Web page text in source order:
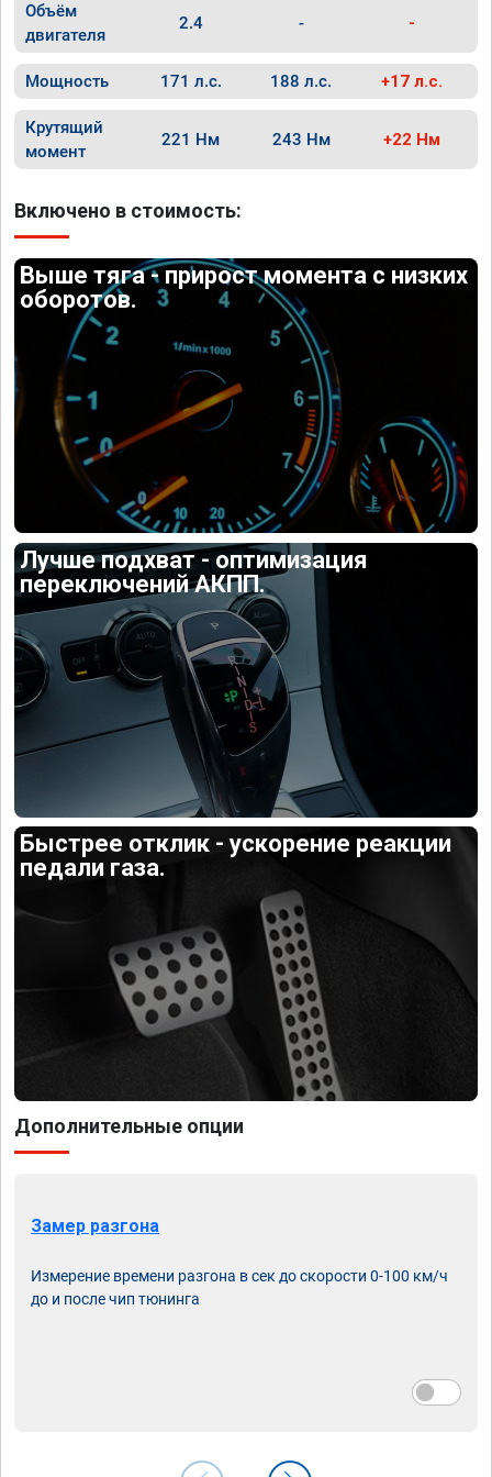
Объём
двигателя
2.4 - -
Мощность 171 л.с. 188 л.с. +17 л.с.
Крутящий
момент
221 Нм 243 Нм +22 Нм
Включено в стоимость:
Выше тяга - прирост момента с низких
оборотов.
Лучше подхват - оптимизация
переключений АКПП.
Быстрее отклик - ускорение реакции
педали газа.
Дополнительные опции
Замер разгона
Измерение времени разгона в сек до скорости 0-100 км/ч
до и после чип тюнинга